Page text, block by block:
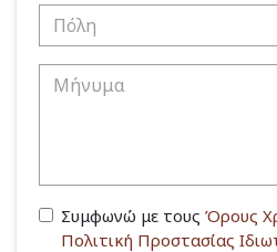
Συμφωνώ με τους Όρους
Πολιτική Προστασίας